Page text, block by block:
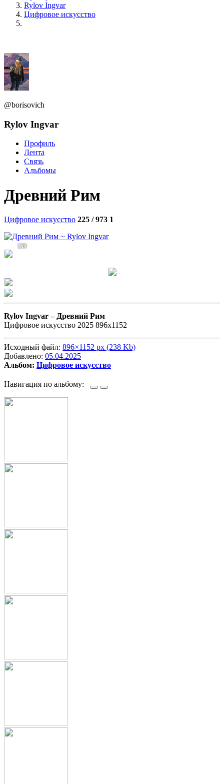
Rylov Ingvar
Цифровое искусство
@borisovich
Rylov Ingvar
Профиль
Лента
Связь
Альбомы
Древний Рим
Цифровое искусство 225 / 973 1
159
Rylov Ingvar – Древний Рим
Цифровое искусство 2025 896х1152
Исходный файл: 896×1152 px (238 Kb)
Добавлено: 05.04.2025
Альбом: Цифровое искусство
Навигация по альбому: